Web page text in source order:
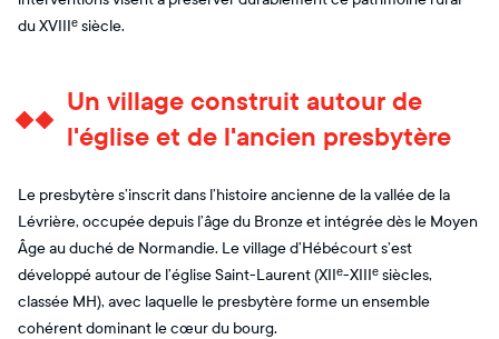
du XVIIIᵉ siècle.
Un village construit autour de
l'église et de l'ancien presbytère
Le presbytère s’inscrit dans l’histoire ancienne de la vallée de la
Lévrière, occupée depuis l’âge du Bronze et intégrée dès le Moyen
Âge au duché de Normandie. Le village d’Hébécourt s’est
développé autour de l’église Saint-Laurent (XIIᵉ-XIIIᵉ siècles,
classée MH), avec laquelle le presbytère forme un ensemble
cohérent dominant le cœur du bourg.